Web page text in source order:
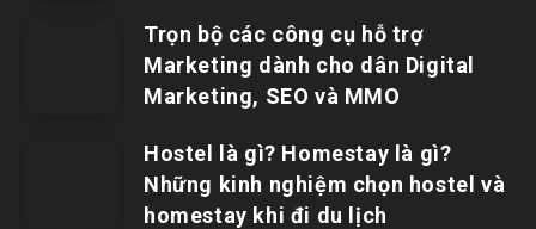
Trọn bộ các công cụ hỗ trợ
Marketing dành cho dân Digital
Marketing, SEO và MMO
Hostel là gì? Homestay là gì?
Những kinh nghiệm chọn hostel và
homestay khi đi du lịch